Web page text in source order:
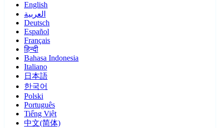
English
العربية
Deutsch
Español
Français
हिन्दी
Bahasa Indonesia
Italiano
日本語
한국어
Polski
Português
Tiếng Việt
中文(简体)